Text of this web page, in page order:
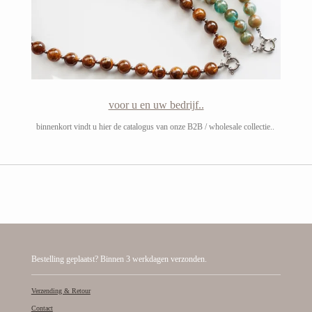
voor u en uw bedrijf..
binnenkort vindt u hier de catalogus van onze B2B / wholesale collectie..
Bestelling geplaatst? Binnen 3 werkdagen verzonden.
Verzending & Retour
Contact